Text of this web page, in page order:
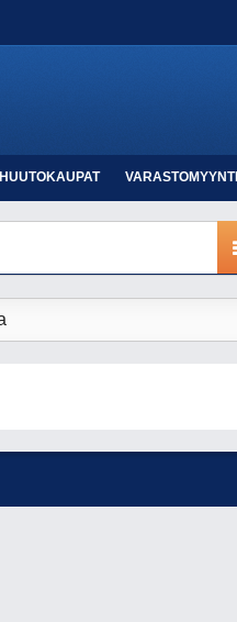
HUUTOKAUPAT VARASTOMYYNTI